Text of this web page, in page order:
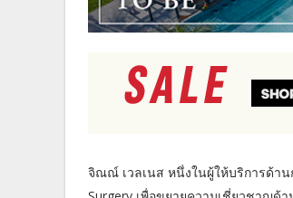
จิณณ์ เวลเนส หนึ่งในผู้ให้บริการด้า